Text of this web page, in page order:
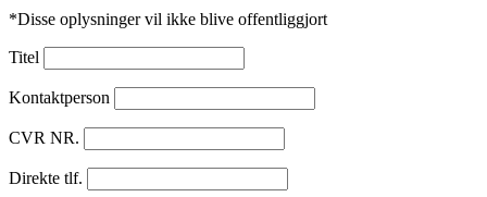
*Disse oplysninger vil ikke blive offentliggjort
Titel
Kontaktperson
CVR NR.
Direkte tlf.